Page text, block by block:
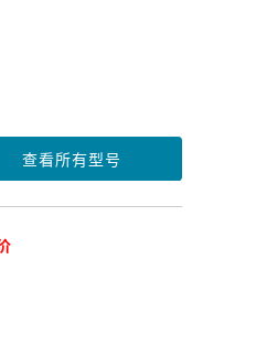
查看所有型号